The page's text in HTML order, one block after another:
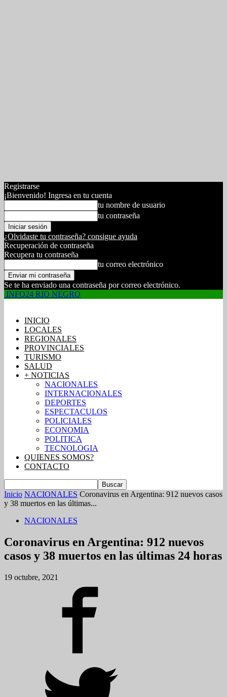
Registrarse
¡Bienvenido! Ingresa en tu cuenta
tu nombre de usuario
tu contraseña
¿Olvidaste tu contraseña? consigue ayuda
Recuperación de contraseña
Recupera tu contraseña
tu correo electrónico
Se te ha enviado una contraseña por correo electrónico.
INFO24 RIO NEGRO
INICIO
LOCALES
REGIONALES
PROVINCIALES
TURISMO
SALUD
+ NOTICIAS
NACIONALES
INTERNACIONALES
DEPORTES
ESPECTACULOS
POLICIALES
ECONOMIA
POLITICA
TECNOLOGIA
QUIENES SOMOS?
CONTACTO
Inicio NACIONALES Coronavirus en Argentina: 912 nuevos casos
y 38 muertos en las últimas...
NACIONALES
Coronavirus en Argentina: 912 nuevos
casos y 38 muertos en las últimas 24 horas
19 octubre, 2021